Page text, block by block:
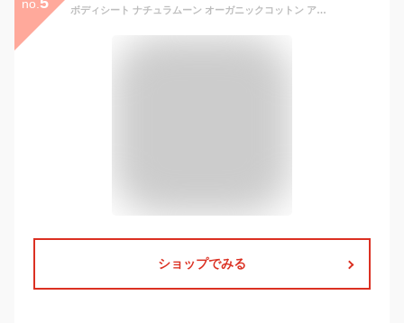
no. ボディシート ナチュラムーン オーガニックコットン アロマボディシート 12枚入り シトラス アイスミント 厚手 大判 ボディ用ウェットシート 購入金額別特典あり オーガニック 正規品 天然由来成分100% 界面活性剤・鉱物油・合成香料・防腐剤不使用 汗拭き 天然精油
ショップでみる